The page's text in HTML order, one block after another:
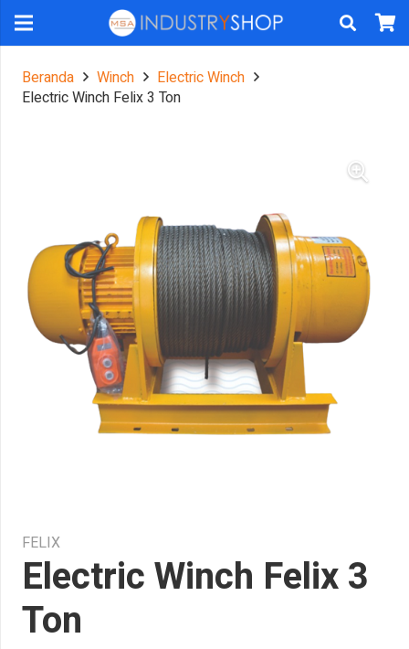
Beranda Winch
Electric Winch
Electric Winch Felix 3 Ton
FELIX
Electric Winch Felix 3
Ton